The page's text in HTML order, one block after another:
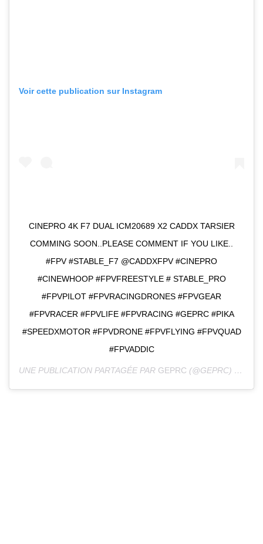
Voir cette publication sur Instagram
CINEPRO 4K F7 DUAL ICM20689 X2 CADDX TARSIER
COMMING SOON..PLEASE COMMENT IF YOU LIKE..
#FPV #STABLE_F7 @CADDXFPV #CINEPRO
#CINEWHOOP #FPVFREESTYLE # STABLE_PRO
#FPVPILOT #FPVRACINGDRONES #FPVGEAR
#FPVRACER #FPVLIFE #FPVRACING #GEPRC #PIKA
#SPEEDXMOTOR #FPVDRONE #FPVFLYING #FPVQUAD
#FPVADDIC
UNE PUBLICATION PARTAGÉE PAR GEPRC (@GEPRC) LE